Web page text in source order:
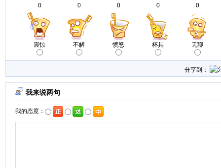
0
震惊
0
不解
0
愤怒
0
杯具
0
无聊
分享到：